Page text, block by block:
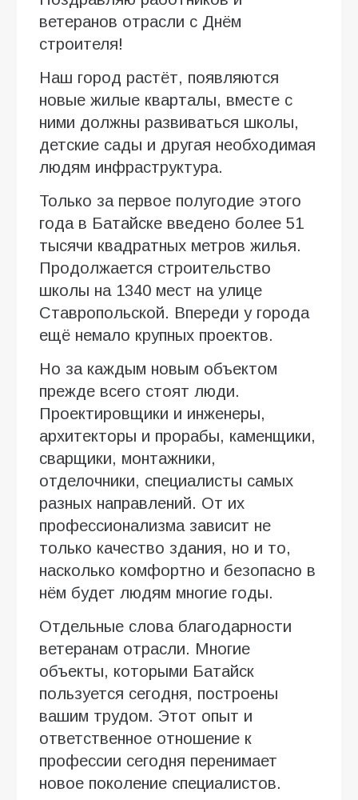
ветеранов отрасли с Днём
строителя!
Наш город растёт, появляются
новые жилые кварталы, вместе с
ними должны развиваться школы,
детские сады и другая необходимая
людям инфраструктура.
Только за первое полугодие этого
года в Батайске введено более 51
тысячи квадратных метров жилья.
Продолжается строительство
школы на 1340 мест на улице
Ставропольской. Впереди у города
ещё немало крупных проектов.
Но за каждым новым объектом
прежде всего стоят люди.
Проектировщики и инженеры,
архитекторы и прорабы, каменщики,
сварщики, монтажники,
отделочники, специалисты самых
разных направлений. От их
профессионализма зависит не
только качество здания, но и то,
насколько комфортно и безопасно в
нём будет людям многие годы.
Отдельные слова благодарности
ветеранам отрасли. Многие
объекты, которыми Батайск
пользуется сегодня, построены
вашим трудом. Этот опыт и
ответственное отношение к
профессии сегодня перенимает
новое поколение специалистов.